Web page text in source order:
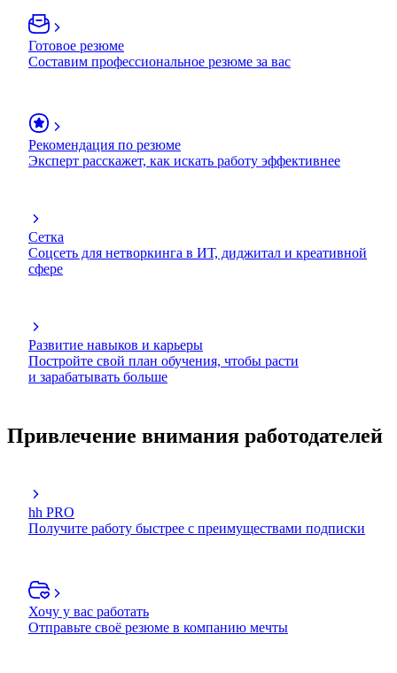
Готовое резюме
Составим профессиональное резюме за вас
Рекомендация по резюме
Эксперт расскажет, как искать работу эффективнее
Сетка
Соцсеть для нетворкинга в ИТ, диджитал и креативной
сфере
Развитие навыков и карьеры
Постройте свой план обучения, чтобы расти
и зарабатывать больше
Привлечение внимания работодателей
hh PRO
Получите работу быстрее с преимуществами подписки
Хочу у вас работать
Отправьте своё резюме в компанию мечты